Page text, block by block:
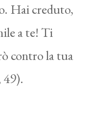
Hai creduto,
a te! Ti
contro la tua
49).